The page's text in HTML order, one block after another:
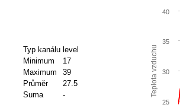
Typ kanálu level
Minimum
17
Maximum
39
Průměr
27.5
Suma
- Teplota vzduchu
25
30
35
40